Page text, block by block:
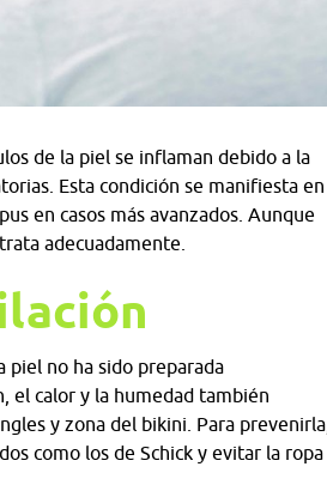
de la piel se inflaman debido a la
Esta condición se manifiesta en
en casos más avanzados. Aunque
adecuadamente.
piel no ha sido preparada
el calor y la humedad también
y zona del bikini. Para prevenirla,
como los de Schick y evitar la ropa